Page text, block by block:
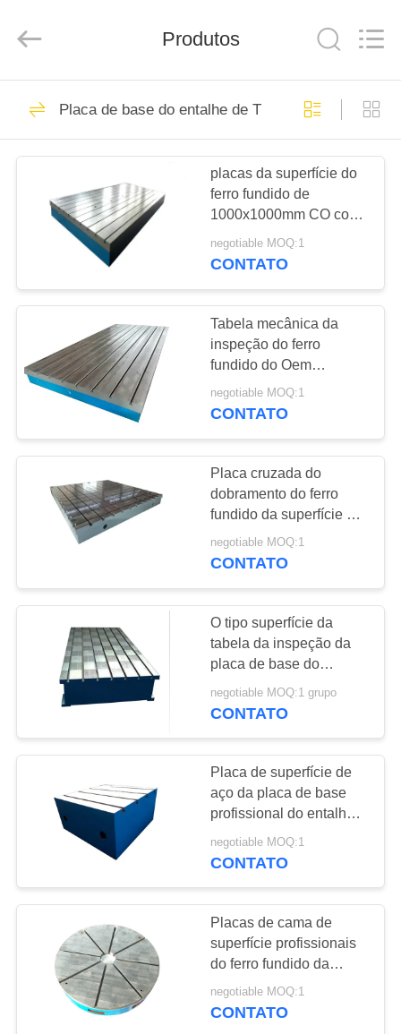
CASA
PRODUTOS
SOBRE
EXCURSÃO
FÁBRICA
CONTROLE
DA
QUALIDADE
CONTACTE-
NOTÍCIA
PEÇA
UMAS
PRIVACY
POLICY
Trading
Rights
Placa de superfície
da precisão
placa da superfície
do granito
153
Placa de superfície
do ferro fundido
Placas de cama do
ferro fundido
Placa de aço do
entalhe de T
Produtos
Placa de base do entalhe de T
placas da superfície do
ferro fundido de
1000x1000mm CO com
entalhe de T
negotiable MOQ:1
CONTATO
Tabela mecânica da
inspeção do ferro
fundido do Oem
1000x750mm do reparo
negotiable MOQ:1
CONTATO
Placa cruzada do
dobramento do ferro
fundido da superfície da
sucata da mão da placa
de base do entalhe de
negotiable MOQ:1
CONTATO
O tipo superfície da
tabela da inspeção da
placa de base do
entalhe de T chapeia
bom moendo a
negotiable MOQ:1 grupo
CONTATO
Placa de superfície de
aço da placa de base
profissional do entalhe
de T para a vida útil
longa da cama da
negotiable MOQ:1
CONTATO
Placas de cama de
superfície profissionais
do ferro fundido da
dureza da placa de base
HB170-240 do entalhe
negotiable MOQ:1
CONTATO